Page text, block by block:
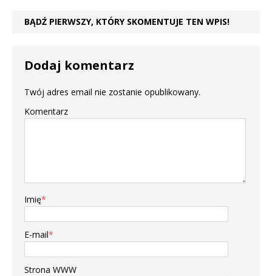
BĄDŹ PIERWSZY, KTÓRY SKOMENTUJE TEN WPIS!
Dodaj komentarz
Twój adres email nie zostanie opublikowany.
Komentarz
Imię*
E-mail*
Strona WWW